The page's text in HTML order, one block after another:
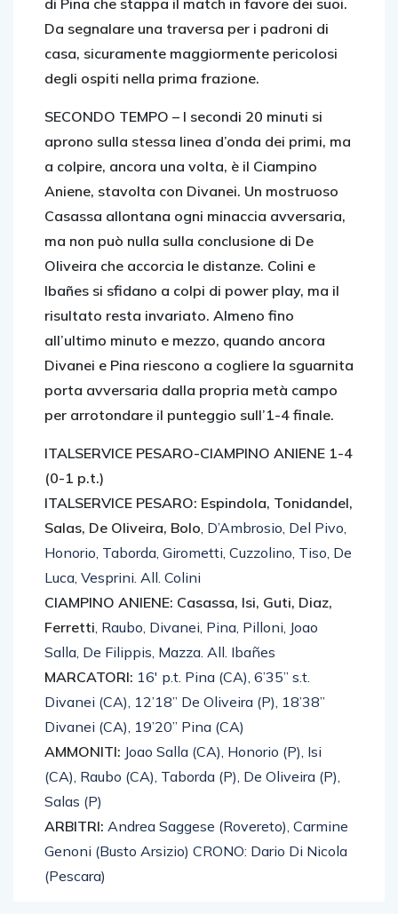
Da segnalare una traversa per i padroni di
casa, sicuramente maggiormente pericolosi
degli ospiti nella prima frazione.
aprono sulla stessa linea d’onda dei primi, ma
a colpire, ancora una volta, è il Ciampino
Aniene, stavolta con Divanei. Un mostruoso
Casassa allontana ogni minaccia avversaria,
ma non può nulla sulla conclusione di De
Oliveira che accorcia le distanze. Colini e
Ibañes si sfidano a colpi di power play, ma il
risultato resta invariato. Almeno fino
all’ultimo minuto e mezzo, quando ancora
Divanei e Pina riescono a cogliere la sguarnita
porta avversaria dalla propria metà campo
per arrotondare il punteggio sull’1-4 finale.
(0-1 p.t.)
ITALSERVICE PESARO: Espindola, Tonidandel,
Salas, De Oliveira, Bolo , D’Ambrosio, Del Pivo,
Honorio, Taborda, Girometti, Cuzzolino, Tiso, De
Luca, Vesprini. All. Colini
CIAMPINO ANIENE: Casassa, Isi, Guti, Diaz,
Ferretti, Raubo, Divanei, Pina, Pilloni, Joao
Salla, De Filippis, Mazza. All. Ibañes
MARCATORI:16′ p.t. Pina (CA), 6’35” s.t.
Divanei (CA), 12’18” De Oliveira (P), 18’38”
Divanei (CA), 19’20” Pina (CA)
AMMONITI:Joao Salla (CA), Honorio (P), Isi
(CA), Raubo (CA), Taborda (P), De Oliveira (P),
Salas (P)
ARBITRI:
Genoni (Busto Arsizio) CRONO: Dario Di Nicola
(Pescara)